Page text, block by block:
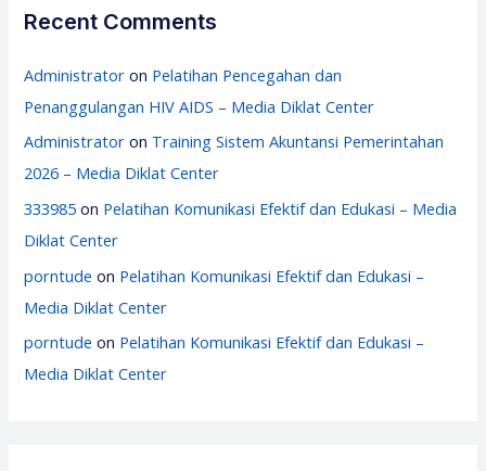
Recent Comments
Administrator on Pelatihan Pencegahan dan
Penanggulangan HIV AIDS – Media Diklat Center
Administrator on Training Sistem Akuntansi Pemerintahan
2026 – Media Diklat Center
333985 on Pelatihan Komunikasi Efektif dan Edukasi – Media
Diklat Center
porntude on Pelatihan Komunikasi Efektif dan Edukasi –
Media Diklat Center
porntude on Pelatihan Komunikasi Efektif dan Edukasi –
Media Diklat Center